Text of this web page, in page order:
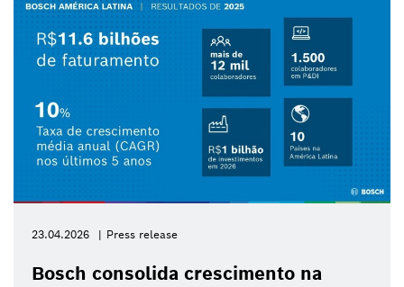
23.04.2026 Press release
Bosch consolida crescimento na